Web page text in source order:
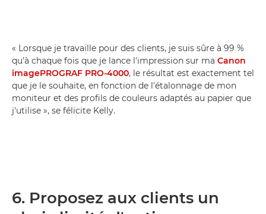
« Lorsque je travaille pour des clients, je suis sûre à 99 %
qu'à chaque fois que je lance l'impression sur ma Canon
imagePROGRAF PRO-4000, le résultat est exactement tel
que je le souhaite, en fonction de l'étalonnage de mon
moniteur et des profils de couleurs adaptés au papier que
j'utilise », se félicite Kelly.
6. Proposez aux clients un